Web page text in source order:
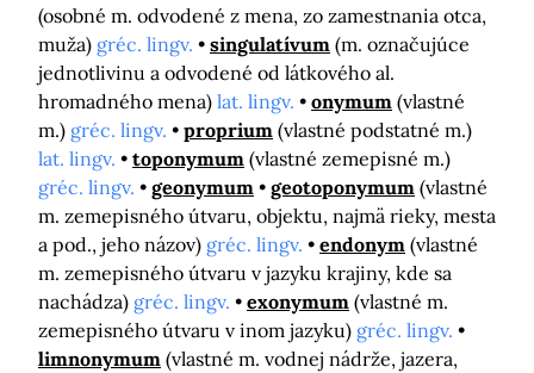
(osobné m. odvodené z mena, zo zamestnania otca,
muža) gréc. lingv. singulatívum (m. označujúce
jednotlivinu a odvodené od látkového al.
hromadného mena) lat. lingv. onymum (vlastné
m.) gréc. lingv. proprium (vlastné podstatné m.)
lat. lingv.
toponymum (vlastné zemepisné m.)
gréc. lingv.
geonymum geotoponymum (vlastné
m. zemepisného útvaru, objektu, najmä rieky, mesta
a pod., jeho názov) gréc. lingv. endonym (vlastné
m. zemepisného útvaru v jazyku krajiny, kde sa
nachádza) gréc. lingv. exonymum (vlastné m.
zemepisného útvaru v inom jazyku) gréc. lingv.
limnonymum (vlastné m. vodnej nádrže, jazera,